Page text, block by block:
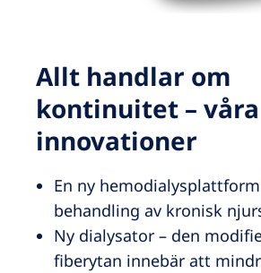
Allt handlar om
kontinuitet –
innovationer
En ny
behandling av kronisk
Ny dialysator – den
fiberytan innebär att